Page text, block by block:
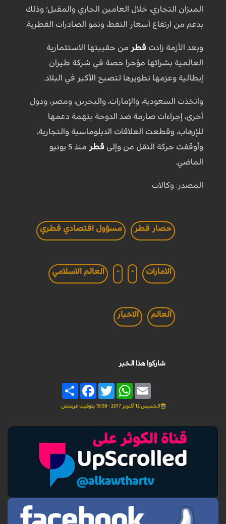
الميزان التجاري، خلال العامين الجاري والمقبل؛ وذلك
بدعم من ارتفاع أسعار النفط، ونمو الصادرات القطرية.
وبعد الأزمة زادت قطر من حقيبتها الاستثمارية
العالمية بشرائها مؤخرا حصة في شركة طيران
إيطالية وعزمها تطويرها لتصبح الأكبر في البلاد.
واتخذت السعودية، والإمارات، والبحرين، ومصر، ودول
أخرى، إجراءات صارمة ضد الدوحة بتهمة دعمها
للإرهاب، وقطعت العلاقات الدبلوماسية والتجارية،
وأوقفت حركة النقل من وإلى قطر
منذ 5 يونيو
الماضي.
المصدر: وكالات
حصار قطر مسؤول اقتصادي قطري
الامارات -
- العالم الاسلامي
العالم الاخبار
شاركوا هذا الخبر
Share
FacebookTwitter
WhatsAppEmail
الخميس 12 أكتوبر 2017 - 19:59 بتوقيت غرينتش